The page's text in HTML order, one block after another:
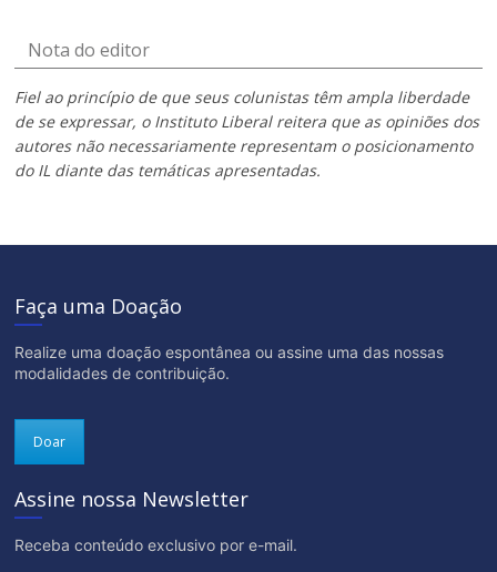
Nota do editor
Fiel ao princípio de que seus colunistas têm ampla liberdade
de se expressar, o Instituto Liberal reitera que as opiniões dos
autores não necessariamente representam o posicionamento
do IL diante das temáticas apresentadas.
Faça uma Doação
Realize uma doação espontânea ou assine uma das nossas
modalidades de contribuição.
Doar
Assine nossa Newsletter
Receba conteúdo exclusivo por e-mail.